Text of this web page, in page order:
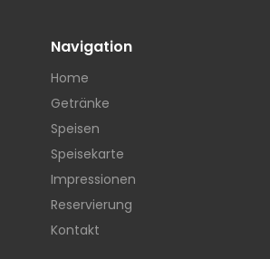
Navigation
Home
Getränke
Speisen
Speisekarte
Impressionen
Reservierung
Kontakt